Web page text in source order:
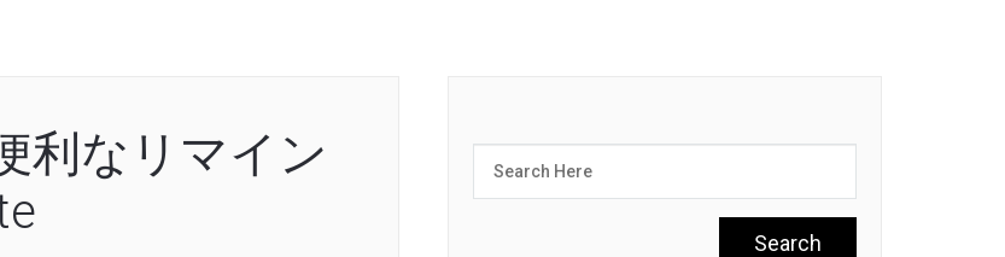
利なリマイン